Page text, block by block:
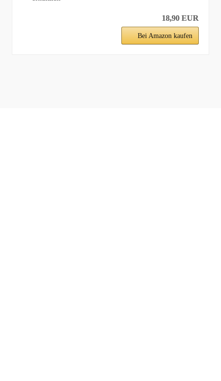
18,90 EUR
Bei Amazon kaufen